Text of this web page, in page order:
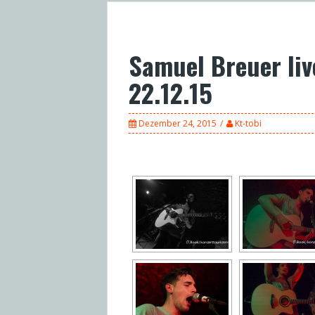
Samuel Breuer
22.12.15
Dezember 24, 2015 Kt-tobi